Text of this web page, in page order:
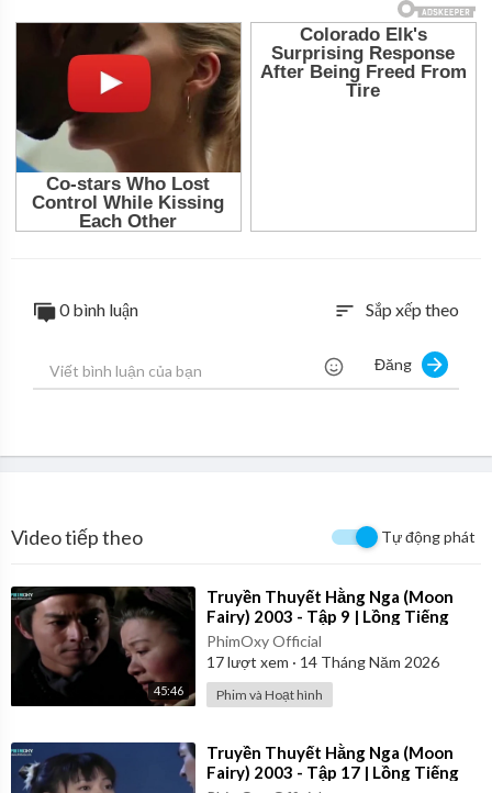
0 bình luận sort Sắp xếp theo
Đăng
Video tiếp theo Tự động phát
45:46
⁣Truyền Thuyết Hằng Nga (Moon
Fairy) 2003 - Tập 9 | Lồng Tiếng
PhimOxy Official
17lượt xem · 14 Tháng Năm 2026
Phim và Hoạt hình
⁣Truyền Thuyết Hằng Nga (Moon
Fairy) 2003 - Tập 17 | Lồng Tiếng